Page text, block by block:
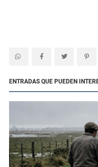
ENTRADAS QUE PUEDEN